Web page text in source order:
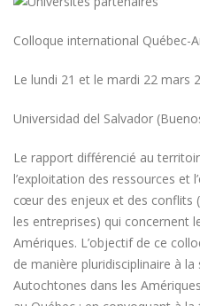
Colloque international Québec-
Le lundi 21 et le mardi 22 mars
Universidad del Salvador
Le rapport différencié au
l’exploitation des ressources et
cœur des enjeux et des conflits
les entreprises) qui concernent
Amériques. L’objectif de ce
de manière pluridisciplinaire à
Autochtones dans les